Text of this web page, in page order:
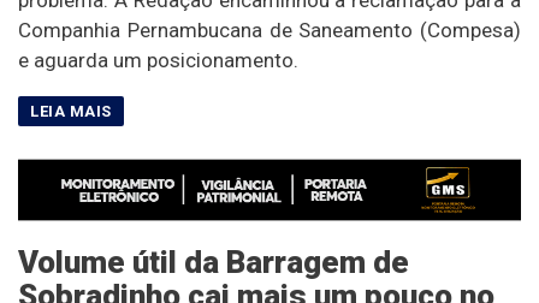
Companhia Pernambucana de Saneamento (Compesa)
e aguarda um posicionamento.
Volume útil da Barragem de